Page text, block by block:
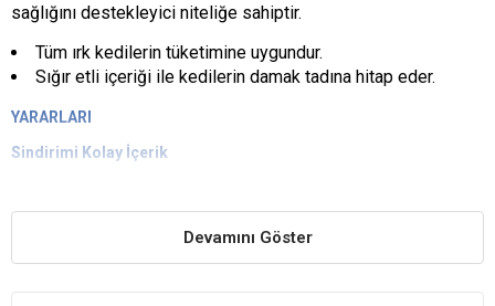
sağlığını destekleyici niteliğe sahiptir.
Tüm ırk kedilerin tüketimine uygundur.
Sığır etli içeriği ile kedilerin damak tadına hitap eder.
YARARLARI
Sindirimi Kolay İçerik
sorunları yaşamasının önüne geçer.
Besleyici İçeriğe Sahip MamaDevamını Göster